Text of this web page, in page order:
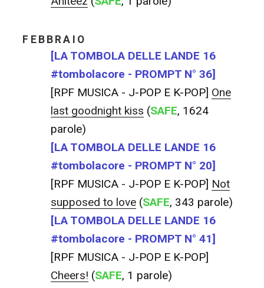
FEBBRAIO
[LA TOMBOLA DELLE LANDE 16
#tombolacore - PROMPT N° 36]
[RPF MUSICA - J-POP E K-POP] One
last goodnight kiss (SAFE, 1624
parole)
[LA TOMBOLA DELLE LANDE 16
#tombolacore - PROMPT N° 20]
[RPF MUSICA - J-POP E K-POP] Not
supposed to love (SAFE, 343 parole)
[LA TOMBOLA DELLE LANDE 16
#tombolacore - PROMPT N° 41]
[RPF MUSICA - J-POP E K-POP]
Cheers! (SAFE, 1 parole)